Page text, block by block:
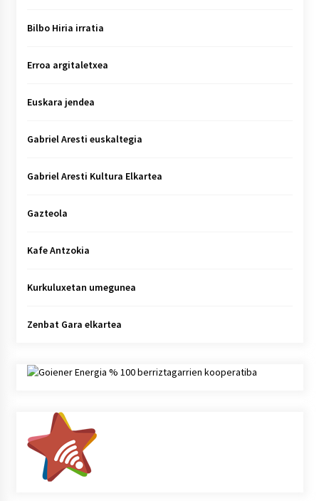
Bilbo Hiria irratia
Erroa argitaletxea
Euskara jendea
Gabriel Aresti euskaltegia
Gabriel Aresti Kultura Elkartea
Gazteola
Kafe Antzokia
Kurkuluxetan umegunea
Zenbat Gara elkartea